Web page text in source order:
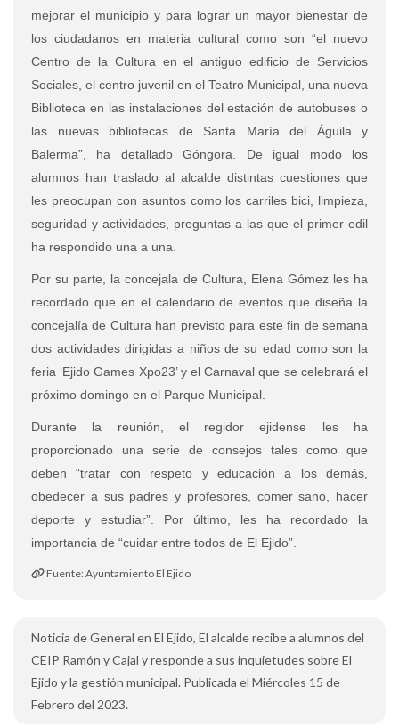
mejorar el municipio y para lograr un mayor bienestar de
los ciudadanos en materia cultural como son “el nuevo
Centro de la Cultura en el antiguo edificio de Servicios
Sociales, el centro juvenil en el Teatro Municipal, una nueva
Biblioteca en las instalaciones del estación de autobuses o
las nuevas bibliotecas de Santa María del Águila y
Balerma”, ha detallado Góngora. De igual modo los
alumnos han traslado al alcalde distintas cuestiones que
les preocupan con asuntos como los carriles bici, limpieza,
seguridad y actividades, preguntas a las que el primer edil
ha respondido una a una.
Por su parte, la concejala de Cultura, Elena Gómez les ha
recordado que en el calendario de eventos que diseña la
concejalía de Cultura han previsto para este fin de semana
dos actividades dirigidas a niños de su edad como son la
feria ‘Ejido Games Xpo23’ y el Carnaval que se celebrará el
próximo domingo en el Parque Municipal.
Durante la reunión, el regidor ejidense les ha
proporcionado una serie de consejos tales como que
deben “tratar con respeto y educación a los demás,
obedecer a sus padres y profesores, comer sano, hacer
deporte y estudiar”. Por último, les ha recordado la
importancia de “cuidar entre todos de El Ejido”.
Fuente: Ayuntamiento El Ejido
Noticia de General en El Ejido, El alcalde recibe a alumnos del
CEIP Ramón y Cajal y responde a sus inquietudes sobre El
Ejido y la gestión municipal. Publicada el Miércoles 15 de
Febrero del 2023.